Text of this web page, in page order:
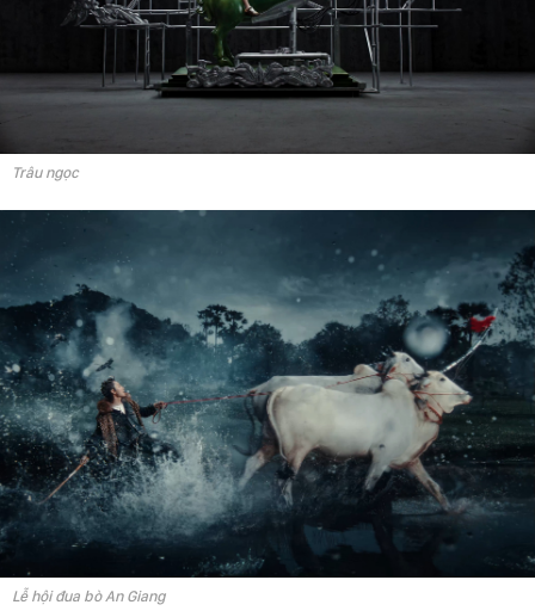
Trâu ngọc
Lễ hội đua bò An Giang